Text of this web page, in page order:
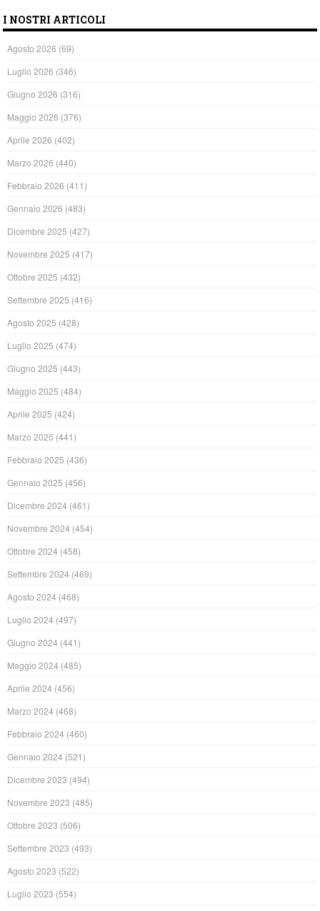
I NOSTRI ARTICOLI
Agosto 2026 (69)
Luglio 2026 (346)
Giugno 2026 (316)
Maggio 2026 (376)
Aprile 2026 (402)
Marzo 2026 (440)
Febbraio 2026 (411)
Gennaio 2026 (483)
Dicembre 2025 (427)
Novembre 2025 (417)
Ottobre 2025 (432)
Settembre 2025 (416)
Agosto 2025 (428)
Luglio 2025 (474)
Giugno 2025 (443)
Maggio 2025 (484)
Aprile 2025 (424)
Marzo 2025 (441)
Febbraio 2025 (436)
Gennaio 2025 (456)
Dicembre 2024 (461)
Novembre 2024 (454)
Ottobre 2024 (458)
Settembre 2024 (469)
Agosto 2024 (468)
Luglio 2024 (497)
Giugno 2024 (441)
Maggio 2024 (485)
Aprile 2024 (456)
Marzo 2024 (468)
Febbraio 2024 (460)
Gennaio 2024 (521)
Dicembre 2023 (494)
Novembre 2023 (485)
Ottobre 2023 (506)
Settembre 2023 (493)
Agosto 2023 (522)
Luglio 2023 (554)